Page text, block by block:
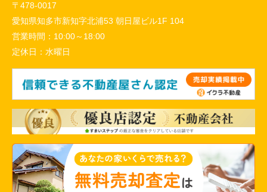
〒478-0017
愛知県知多市新知字北浦53 朝日屋ビル1F 104
営業時間： 10:00～18:00
定休日： 水曜日